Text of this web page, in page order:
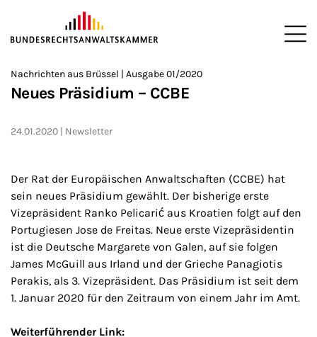
ZUM HAUPTINHALT SPRINGEN
Sie befinden sich hier:
>
Startseite
>
Newsroom
>
Newsletter
>
Nachrichten aus Brüssel
Nachrichten aus Brüssel | Ausgabe 01/2020
Neues Präsidium – CCBE
24.01.2020 Newsletter
Der Rat der Europäischen Anwaltschaften (CCBE) hat
sein neues Präsidium gewählt. Der bisherige erste
Vizepräsident Ranko Pelicarić aus Kroatien folgt auf den
Portugiesen Jose de Freitas. Neue erste Vizepräsidentin
ist die Deutsche Margarete von Galen, auf sie folgen
James McGuill aus Irland und der Grieche Panagiotis
Perakis, als 3. Vizepräsident. Das Präsidium ist seit dem
1. Januar 2020 für den Zeitraum von einem Jahr im Amt.
Weiterführender Link: